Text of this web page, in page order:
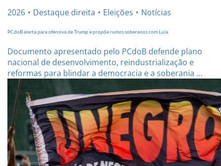
2026 Destaque direita Eleições Notícias
PCdoB alerta para ofensiva de Trump e propõe rumos soberanos com Lula
Documento apresentado pelo PCdoB defende plano
nacional de desenvolvimento, reindustrialização e
reformas para blindar a democracia e a soberania ...